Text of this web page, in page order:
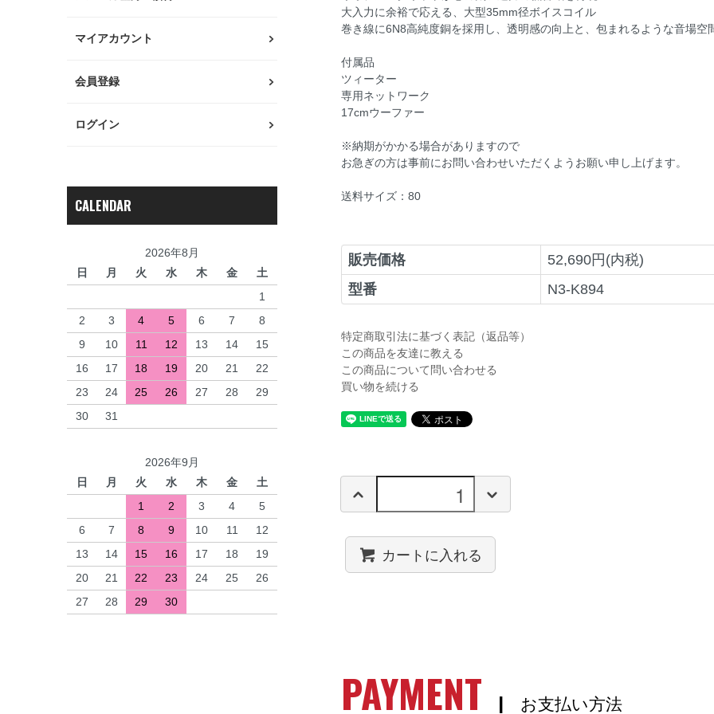
大入力に余裕で応える、大型35mm径ボイスコイル
巻き線に6N8高純度銅を採用し、透明感の向上と、包まれるような音場空
付属品
ツィーター
専用ネットワーク
17cmウーファー
※納期がかかる場合がありますので
お急ぎの方は事前にお問い合わせいただくようお願い申し上げます。
送料サイズ：80
販売価格
52,690円(内税)
型番
N3-K894
特定商取引法に基づく表記（返品等）
この商品を友達に教える
この商品について問い合わせる
買い物を続ける
カートに入れる
PAYMENT | お支払い方法
マイアカウント
会員登録
ログイン
CALENDAR
2026年8月
日
月 火 水 木 金
土
1
2
3 4 5 6 7
8
9
10 11 12 13 14
15
16
17 18 19 20 21
22
23
24 25 26 27 28
29
30
31
2026年9月
日
月 火 水 木 金
土
1
2 3 4
5
6
7 8 9 10 11
12
13
14 15 16 17 18
19
20
21 22 23 24 25
26
27
28 29 30